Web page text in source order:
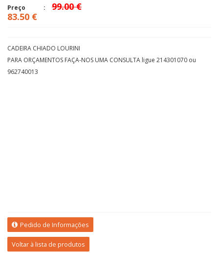
Preço
99.00 €
83.50 €
CADEIRA CHIADO LOURINI
PARA ORÇAMENTOS FAÇA-NOS UMA CONSULTA ligue 214301070 ou
962740013
Pedido de Informações
Voltar à lista de produtos